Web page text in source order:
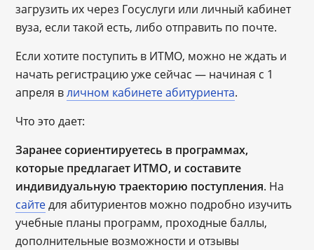
загрузить их через Госуслуги или личный кабинет
вуза, если такой есть, либо отправить по почте.
Если хотите поступить в ИТМО, можно не ждать и
начать регистрацию уже сейчас ― начиная с 1
апреля вличном кабинете абитуриента.
Что это дает:
Заранее сориентируетесь в программах,
которые предлагает ИТМО, и составите
индивидуальную траекторию поступления. На
сайтедля абитуриентов можно подробно изучить
учебные планы программ, проходные баллы,
дополнительные возможности и отзывы